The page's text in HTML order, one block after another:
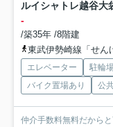
ルイシャトレ越谷大
-
/築35年 /8階建
東武伊勢崎線「せん
エレベーター 駐輪
バイク置場あり
公
仲介手数料無料だから